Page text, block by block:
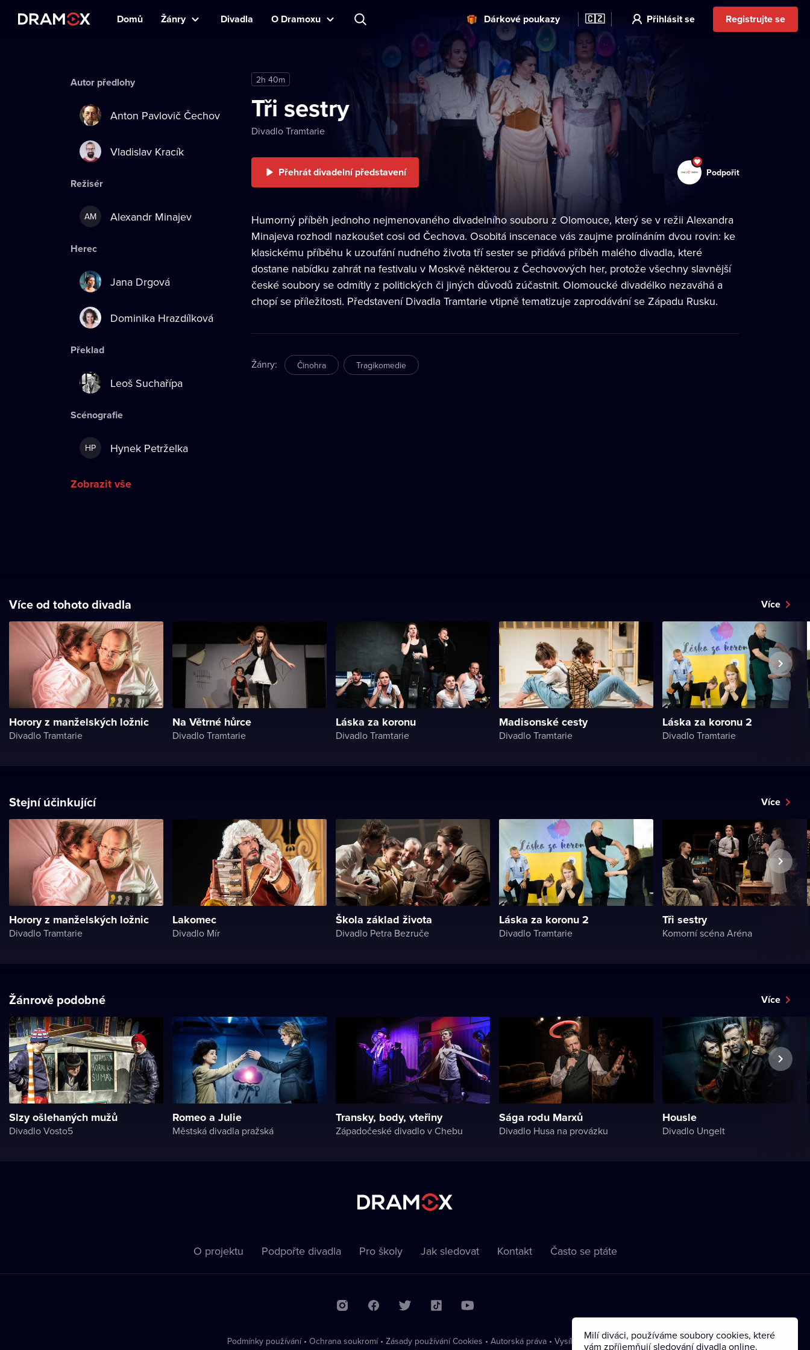
Domů Žánry Divadla O Dramoxu Dárkové poukazy 🇨🇿 Přihlásit se Registrujte se
2h 40m
Tři sestry
Divadlo Tramtarie
Přehrát divadelní představení Podpořit
Humorný příběh jednoho nejmenovaného divadelního souboru z Olomouce, který se v režii Alexandra
Minajeva rozhodl nazkoušet cosi od Čechova. Osobitá inscenace vás zaujme prolínáním dvou rovin: ke
klasickému příběhu k uzoufání nudného života tří sester se přidává příběh malého divadla, které
dostane nabídku zahrát na festivalu v Moskvě některou z Čechovových her, protože všechny slavnější
české soubory se odmítly z politických či jiných důvodů zúčastnit. Olomoucké divadélko nezaváhá a
chopí se příležitosti. Představení Divadla Tramtarie vtipně tematizuje zaprodávání se Západu Rusku.
Žánry: Činohra Tragikomedie
Autor předlohy
Anton Pavlovič Čechov
Vladislav Kracík
Režisér
AM Alexandr Minajev
Herec
Jana Drgová
Dominika Hrazdílková
Překlad
Leoš Suchařípa
Scénografie
HP Hynek Petrželka
Zobrazit vše
Více od tohoto divadla Více
Horory z manželských ložnic
Divadlo Tramtarie
Na Větrné hůrce
Divadlo Tramtarie
Láska za koronu
Divadlo Tramtarie
Madisonské cesty
Divadlo Tramtarie
Láska za koronu 2
Divadlo Tramtarie
Stejní účinkující Více
Horory z manželských ložnic
Divadlo Tramtarie
Lakomec
Divadlo Mír
Škola základ života
Divadlo Petra Bezruče
Láska za koronu 2
Divadlo Tramtarie
Tři sestry
Komorní scéna Aréna
Žánrově podobné Více
Slzy ošlehaných mužů
Divadlo Vosto5
Romeo a Julie
Městská divadla pražská
Transky, body, vteřiny
Západočeské divadlo v Chebu
Sága rodu Marxů
Divadlo Husa na provázku
Housle
Divadlo Ungelt
O projektu Podpořte divadla Pro školy Jak sledovat Kontakt Často se ptáte
Podmínky používání • Ochrana soukromí • Zásady používání Cookies • Autorská práva • Vysílání
Milí diváci, používáme soubory cookies, které
vám zpříjemňují sledování divadla online.